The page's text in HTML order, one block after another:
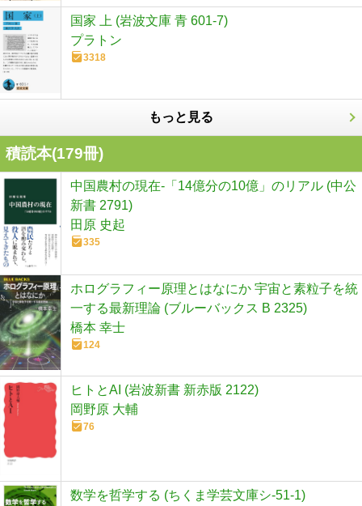
国家 上 (岩波文庫 青 601-7)
プラトン
3318
もっと見る
積読本(179冊)
中国農村の現在-「14億分の10億」のリアル (中公
新書 2791)
田原 史起
335
ホログラフィー原理とはなにか 宇宙と素粒子を統
一する最新理論 (ブルーバックス B 2325)
橋本 幸士
124
ヒトとAI (岩波新書 新赤版 2122)
岡野原 大輔
76
数学を哲学する (ちくま学芸文庫シ-51-1)